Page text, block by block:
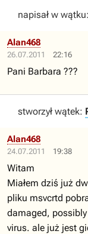
napisał w wątku:
26.07.2011 22:16
Alan468
Pani Barbara ???
stworzył wątek:
24.07.2011 19:38
Alan468
Witam
Miałem dziś już
pliku msvcrtd
damaged,
virus. ale już jest